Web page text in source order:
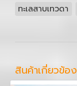
ทะเลสาบเทวดา
สินค้าเกี่ยวข้อง